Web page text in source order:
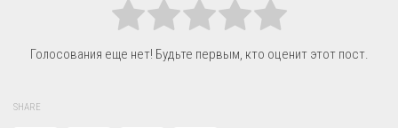
Голосования еще нет! Будьте первым, кто оценит этот пост.
SHARE